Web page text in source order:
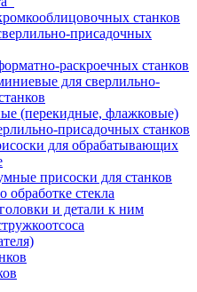
станков
присадочных
раскроечных станков
для сверлильно-
(перекидные, флажковые)
присадочных станков
для обрабатывающих
присоски для станков
стекла
и детали к ним